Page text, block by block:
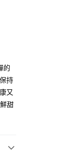
新
的
持
又
甜